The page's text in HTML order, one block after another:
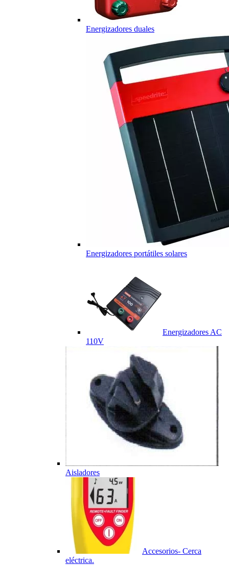
Energizadores duales
Energizadores portátiles solares
Energizadores AC
110V
Aisladores
Accesorios- Cerca
eléctrica.